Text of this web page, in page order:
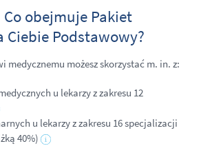
Co obejmuje Pakiet
Ciebie Podstawowy?
medycznemu możesz skorzystać m. in. z:
u lekarzy z zakresu 12
u lekarzy z zakresu 16 specjalizacji
40%)